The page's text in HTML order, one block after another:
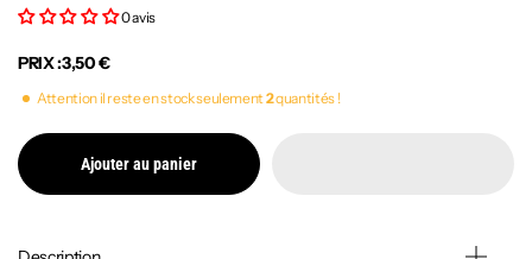
0 avis
PRIX :3,50 €
Attention il reste en stock seulement2quantités !
Ajouter au panier